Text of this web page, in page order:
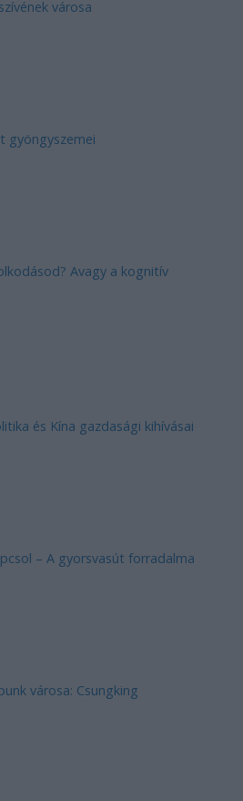
városa
gyöngyszemei
Avagy a kognitív
és Kína gazdasági kihívásai
– A gyorsvasút forradalma
városa: Csungking